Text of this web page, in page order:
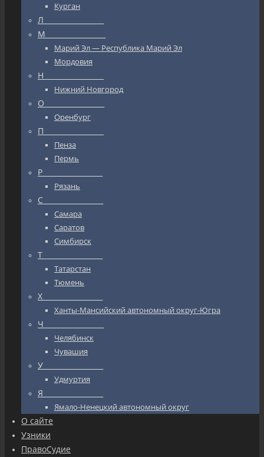
Курган
Л_________________
М_________________
Марий Эл — Республика Марий Эл
Мордовия
Н_________________
Нижний Новгород
О_________________
Оренбург
П_________________
Пенза
Пермь
Р_________________
Рязань
С_________________
Самара
Саратов
Симбирск
Т_________________
Татарстан
Тюмень
Х_________________
Ханты-Мансийский автономный округ-Югра
Ч_________________
Челябинск
Чувашия
У_________________
Удмуртия
Я_________________
Ямало-Ненецкий автономный округ
О сайте
Узники
ПравоСудие